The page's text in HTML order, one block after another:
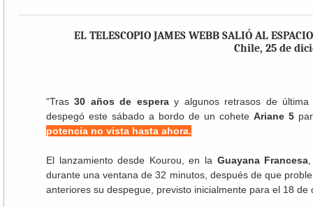
EL TELESCOPIO JAMES WEBB SALIÓ AL
Chile, 25 de
“Tras 30 años de espera y algunos retrasos de
despegó este sábado a bordo de un cohete Ariane 5
potencia no vista hasta ahora.
El lanzamiento desde Kourou, en la Guayana Francesa
durante una ventana de 32 minutos, después de que
anteriores su despegue, previsto inicialmente para el 18 de